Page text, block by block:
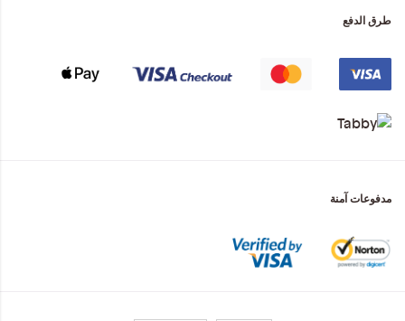
طرق الدفع
مدفوعات آمنة